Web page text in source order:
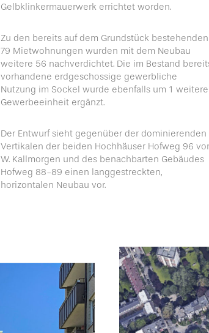
Gelbklinkermauerwerk errichtet worden.
Zu den bereits auf dem Grundstück bestehenden
79 Mietwohnungen wurden mit dem Neubau
weitere 56 nachverdichtet. Die im Bestand
vorhandene erdgeschossige gewerbliche
Nutzung im Sockel wurde ebenfalls um 1 weitere
Gewerbeeinheit ergänzt.
Der Entwurf sieht gegenüber der dominierenden
Vertikalen der beiden Hochhäuser Hofweg 96
W. Kallmorgen und des benachbarten Gebäudes
Hofweg 88-89 einen langgestreckten,
horizontalen Neubau vor.